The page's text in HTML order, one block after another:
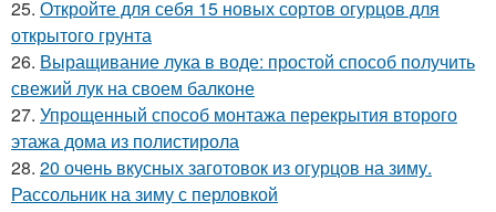
25. Откройте для себя 15 новых сортов огурцов для
открытого грунта
26. Выращивание лука в воде: простой способ получить
свежий лук на своем балконе
27. Упрощенный способ монтажа перекрытия второго
этажа дома из полистирола
28. 20 очень вкусных заготовок из огурцов на зиму.
Рассольник на зиму с перловкой